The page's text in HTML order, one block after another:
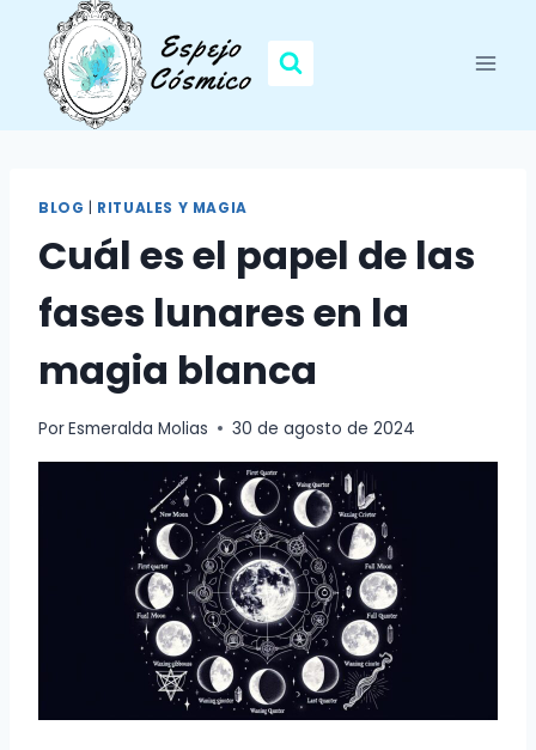
contenido
BLOG RITUALES Y MAGIA
Cuál es el papel de las
fases lunares en la
magia blanca
PorEsmeralda Molias 30 de agosto de 2024